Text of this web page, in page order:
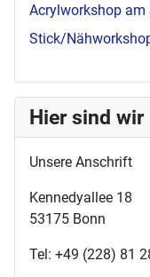
Acrylworkshop am
Stick/
Hier sind wir
Unsere Anschrift
Kennedyallee 18
53175 Bonn
Tel: +49 (228) 81